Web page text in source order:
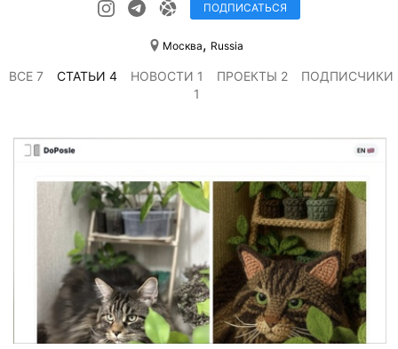
ПОДПИСАТЬСЯ
Москва, Russia
ВСЕ 7 СТАТЬИ 4 НОВОСТИ 1 ПРОЕКТЫ 2
ПОДПИСЧИКИ
1